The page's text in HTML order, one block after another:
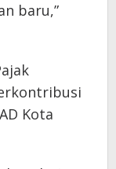
baru,”
Kota